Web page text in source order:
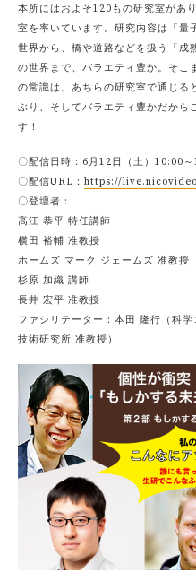
本所にはおよそ120もの研究室があ
室を率いています。研究内容は「量
世界から、橋や道路などを扱う「成
の世界まで、バラエティ豊か。そこ
の常識は、あちらの研究室で通じる
ぶり、そしてバラエティ豊かだから
す！
〇配信日時：6月12日（土）10:00
〇配信URL： https://
〇登壇者：
高江 恭平 特任講師
横田 裕輔 准教授
ホームズ マーク ジェームズ 准教授
杉原 加織 講師
長井 宏平 准教授
ファシリテーター：本田 隆行（科
技術研究所 准教授）